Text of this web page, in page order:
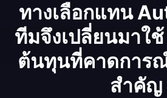
ทางเลือกแทน
ทีมจึงเปลี่ยนมาใ
ต้นทุนที่คาดการณ์
สำคัญ